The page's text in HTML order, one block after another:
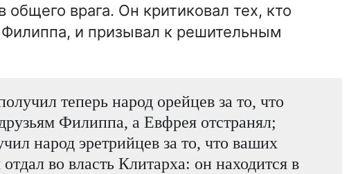
общего врага. Он критиковал тех, кто
и призывал к решительным
теперь народ орейцев за то, что
Филиппа, а Евфрея отстранял;
народ эретрийцев за то, что ваших
во власть Клитарха: он находится в